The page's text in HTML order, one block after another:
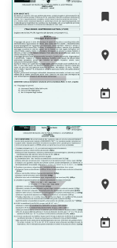







